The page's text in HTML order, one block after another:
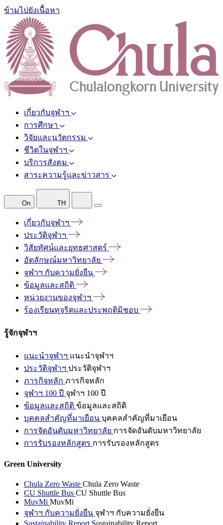
ข้ามไปยังเนื้อหา
เกี่ยวกับจุฬาฯ
การศึกษา
วิจัยและนวัตกรรม
ชีวิตในจุฬาฯ
บริการสังคม
สาระความรู้และข่าวสาร
On TH
เกี่ยวกับจุฬาฯ
ประวัติจุฬาฯ
วิสัยทัศน์และยุทธศาสตร์
อัตลักษณ์มหาวิทยาลัย
จุฬาฯ กับความยั่งยืน
ข้อมูลและสถิติ
หน่วยงานของจุฬาฯ
ร้องเรียนทุจริตและประพฤติมิชอบ
รู้จักจุฬาฯ
แนะนำจุฬาฯ แนะนำจุฬาฯ
ประวัติจุฬาฯ ประวัติจุฬาฯ
ภารกิจหลัก ภารกิจหลัก
จุฬาฯ 100 ปี จุฬาฯ 100 ปี
ข้อมูลและสถิติ ข้อมูลและสถิติ
บุคคลสำคัญที่มาเยือน บุคคลสำคัญที่มาเยือน
การจัดอันดับมหาวิทยาลัย การจัดอันดับมหาวิทยาลัย
การรับรองหลักสูตร การรับรองหลักสูตร
Green University
Chula Zero Waste Chula Zero Waste
CU Shuttle Bus CU Shuttle Bus
MuvMi MuvMi
จุฬาฯ กับความยั่งยืน จุฬาฯ กับความยั่งยืน
Sustainability Report Sustainability Report